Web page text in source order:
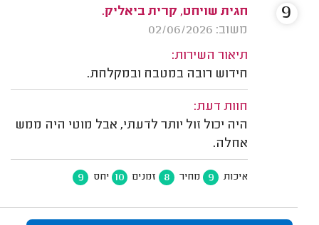
חגית שויחט, קרית ביאליק.
משוב: 02/06/2026
תיאור השירות:
חידוש רובה במטבח ובמקלחת.
חוות דעת:
היה יכול זול יותר לדעתי, אבל מוטי היה ממש
אחלה.
איכות 9 מחיר 8 זמנים 10 יחס 9
9